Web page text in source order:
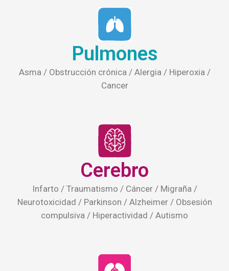
Pulmones
Asma / Obstrucción crónica / Alergia / Hiperoxia /
Cancer
Cerebro
Infarto / Traumatismo / Cáncer / Migraña /
Neurotoxicidad / Parkinson / Alzheimer / Obsesión
compulsiva / Hiperactividad / Autismo
Riñón